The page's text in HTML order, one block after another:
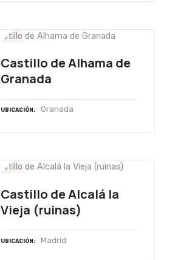
Castillo de Alhama de
Granada
UBICACIÓN Granada
Castillo de Alcalá la
Vieja (ruinas)
UBICACIÓN Madrid